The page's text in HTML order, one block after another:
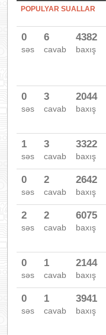
POPULYAR SUALLAR
0
səs
6
cavab
4382
baxış
0
səs
3
cavab
2044
baxış
1
səs
3
cavab
3322
baxış
0
səs
2
cavab
2642
baxış
2
səs
2
cavab
6075
baxış
0
səs
1
cavab
2144
baxış
0
səs
1
cavab
3941
baxış